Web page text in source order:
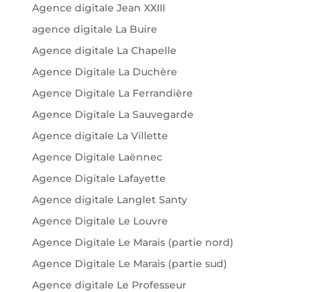
Agence digitale Jean XXIII
agence digitale La Buire
Agence digitale La Chapelle
Agence Digitale La Duchère
Agence Digitale La Ferrandière
Agence Digitale La Sauvegarde
Agence digitale La Villette
Agence Digitale Laënnec
Agence Digitale Lafayette
Agence digitale Langlet Santy
Agence Digitale Le Louvre
Agence Digitale Le Marais (partie nord)
Agence Digitale Le Marais (partie sud)
Agence digitale Le Professeur